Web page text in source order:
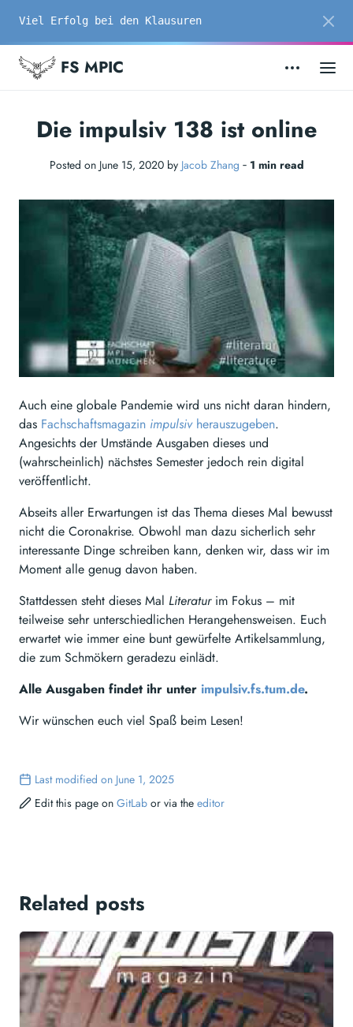
Viel Erfolg bei den Klausuren
FS MPIC
Die impulsiv 138 ist online
Posted on June 15, 2020 by Jacob Zhang ‐ 1 min read
Auch eine globale Pandemie wird uns nicht daran hindern,
das Fachschaftsmagazin impulsivherauszugeben.
Angesichts der Umstände Ausgaben dieses und
(wahrscheinlich) nächstes Semester jedoch rein digital
veröffentlicht.
Abseits aller Erwartungen ist das Thema dieses Mal bewusst
nicht die Coronakrise. Obwohl man dazu sicherlich sehr
interessante Dinge schreiben kann, denken wir, dass wir im
Moment alle genug davon haben.
Stattdessen steht dieses Mal Literaturim Fokus – mit
teilweise sehr unterschiedlichen Herangehensweisen. Euch
erwartet wie immer eine bunt gewürfelte Artikelsammlung,
die zum Schmökern geradezu einlädt.
Alle Ausgaben findet ihr unter impulsiv.fs.tum.de.
Wir wünschen euch viel Spaß beim Lesen!
Last modified on June 1, 2025
Edit this page on GitLab or via the editor
Related posts